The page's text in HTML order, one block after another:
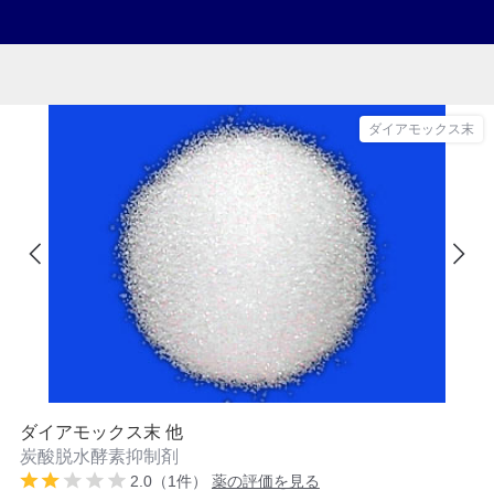
ダイアモックス末
ダイアモックス末 他
炭酸脱水酵素抑制剤
2.0（1件） 薬の評価を見る